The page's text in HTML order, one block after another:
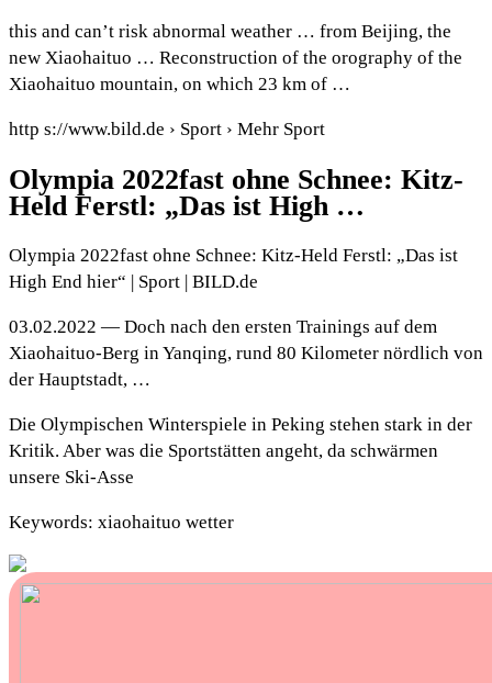
this and can’t risk abnormal weather … from Beijing, the
new Xiaohaituo … Reconstruction of the orography of the
Xiaohaituo mountain, on which 23 km of …
http s://www.bild.de › Sport › Mehr Sport
Olympia 2022fast ohne Schnee: Kitz-
Held Ferstl: „Das ist High …
Olympia 2022fast ohne Schnee: Kitz-Held Ferstl: „Das ist
High End hier“ | Sport | BILD.de
03.02.2022 — Doch nach den ersten Trainings auf dem
Xiaohaituo-Berg in Yanqing, rund 80 Kilometer nördlich von
der Hauptstadt, …
Die Olympischen Winterspiele in Peking stehen stark in der
Kritik. Aber was die Sportstätten angeht, da schwärmen
unsere Ski-Asse
Keywords: xiaohaituo wetter